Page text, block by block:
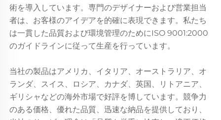
術を導入しています。専門のデザイナーおよび営業担当
者は、お客様のアイデアを的確に表現できます。私たち
は一貫した品質および環境管理のためにISO 9001:2000
のガイドラインに従って生産を行っています。
当社の製品はアメリカ、イタリア、オーストラリア、オ
ランダ、スイス、ロシア、カナダ、英国、リトアニア、
ギリシャなどの海外市場で好評を博しています。競争力
のある価格、優れた品質、迅速な納品を提供しており、